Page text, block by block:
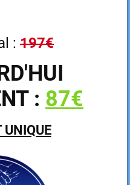
: 197€
: 87€
UNIQUE